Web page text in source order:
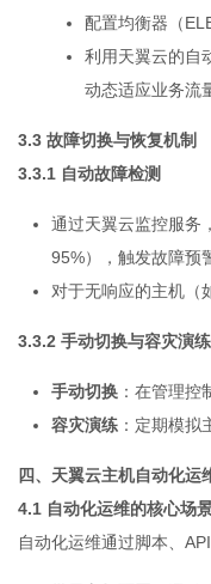
配置均衡器（
利用天翼云的自
动态适应业务流
3.3 故障切换与恢复机制
3.3.1 自动故障检测
通过天翼云监控服务
95%），触发故障预
对于无响应的主机（
3.3.2 手动切换与容灾演练
手动切换 ：在管理
容灾演练 ：定期模
四、天翼云主机自动化运
4.1 自动化运维的核心场
自动化运维通过脚本、